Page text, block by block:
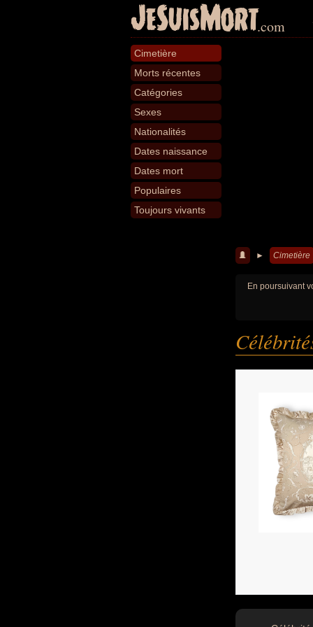
JeSuisMort.com
Cimetière
Morts récentes
Catégories
Sexes
Nationalités
Dates naissance
Dates mort
Populaires
Toujours vivants
► Cimetière
En poursuivant